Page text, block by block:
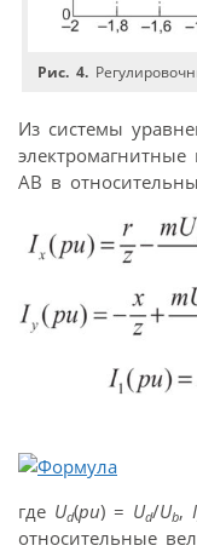
Рис. 4.
Из системы
электромагнитные
АВ в
где Ud(pu) = Ud/Ub, I
относительные